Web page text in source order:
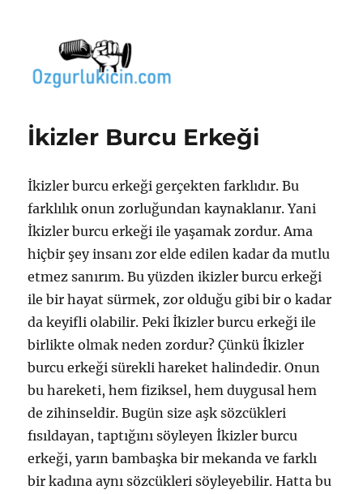
İkizler Burcu Erkeği
İkizler burcu erkeği gerçekten farklıdır. Bu
farklılık onun zorluğundan kaynaklanır. Yani
İkizler burcu erkeği ile yaşamak zordur. Ama
hiçbir şey insanı zor elde edilen kadar da mutlu
etmez sanırım. Bu yüzden ikizler burcu erkeği
ile bir hayat sürmek, zor olduğu gibi bir o kadar
da keyifli olabilir. Peki İkizler burcu erkeği ile
birlikte olmak neden zordur? Çünkü İkizler
burcu erkeği sürekli hareket halindedir. Onun
bu hareketi, hem fiziksel, hem duygusal hem
de zihinseldir. Bugün size aşk sözcükleri
fısıldayan, taptığını söyleyen İkizler burcu
erkeği, yarın bambaşka bir mekanda ve farklı
bir kadına aynı sözcükleri söyleyebilir. Hatta bu